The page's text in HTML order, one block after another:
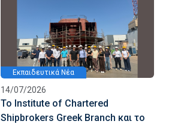
Εκπαιδευτικά Νέα
14/07/2026
Το Institute of Chartered
Shipbrokers Greek Branch και το